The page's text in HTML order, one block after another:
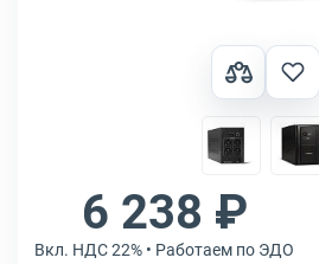
6 238 ₽
Вкл. НДС 22% • Работаем по ЭДО